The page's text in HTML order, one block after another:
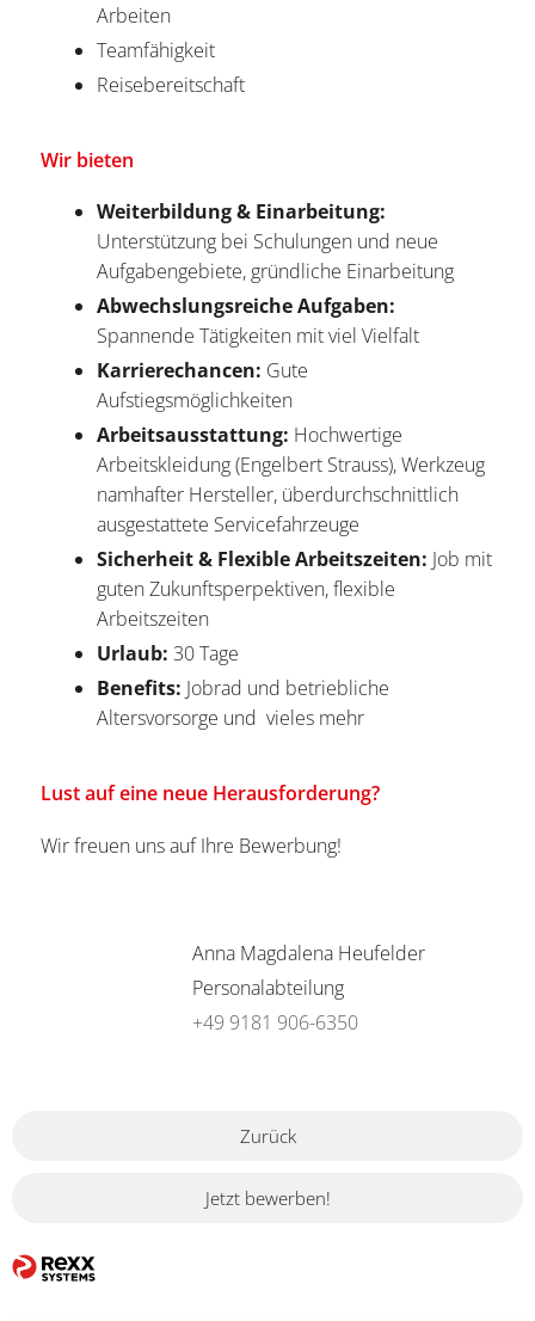
Arbeiten
Teamfähigkeit
Reisebereitschaft
Wir bieten
Weiterbildung & Einarbeitung:
Unterstützung bei Schulungen und neue
Aufgabengebiete, gründliche Einarbeitung
Abwechslungsreiche Aufgaben:
Spannende Tätigkeiten mit viel Vielfalt
Karrierechancen: Gute
Aufstiegsmöglichkeiten
Arbeitsausstattung: Hochwertige
Arbeitskleidung (Engelbert Strauss), Werkzeug
namhafter Hersteller, überdurchschnittlich
ausgestattete Servicefahrzeuge
Sicherheit & Flexible Arbeitszeiten: Job mit
guten Zukunftsperpektiven, flexible
Arbeitszeiten
Urlaub: 30 Tage
Benefits: Jobrad und betriebliche
Altersvorsorge und vieles mehr
Lust auf eine neue Herausforderung?
Wir freuen uns auf Ihre Bewerbung!
Anna Magdalena Heufelder
Personalabteilung
+49 9181 906-6350
Zurück
Jetzt bewerben!